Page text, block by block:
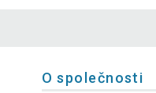
O společnosti